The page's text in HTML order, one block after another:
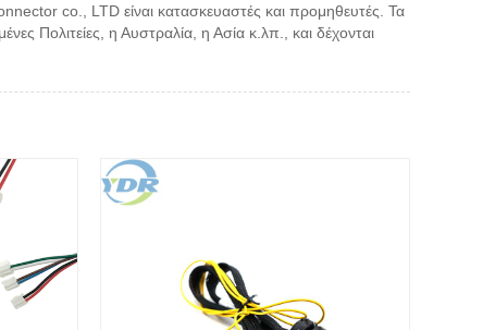
co., LTD είναι κατασκευαστές και προμηθευτές. Τα
Πολιτείες, η Αυστραλία, η Ασία κ.λπ., και δέχονται